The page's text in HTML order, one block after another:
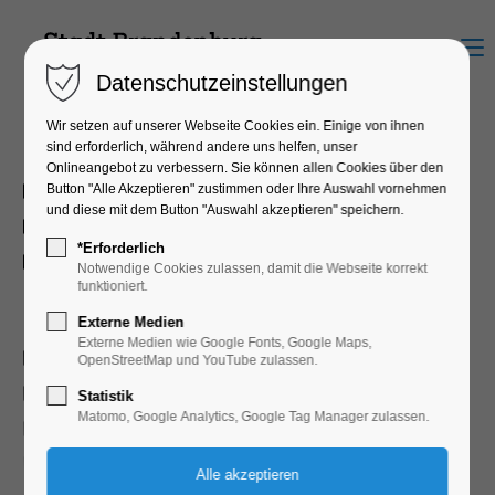
Menu
Typ
Bootsbau und -zubehör
Vermietung 12
Lage
am Wald
am Wasser
mehr lesen
Datenschutzeinstellungen
Wir setzen auf unserer Webseite Cookies ein. Einige von ihnen
sind erforderlich, während andere uns helfen, unser
Onlineangebot zu verbessern. Sie können allen Cookies über den
Button "Alle Akzeptieren" zustimmen oder Ihre Auswahl vornehmen
und diese mit dem Button "Auswahl akzeptieren" speichern.
*Erforderlich
Notwendige Cookies zulassen, damit die Webseite korrekt
funktioniert.
Externe Medien
Externe Medien wie Google Fonts, Google Maps,
OpenStreetMap und YouTube zulassen.
Statistik
Matomo, Google Analytics, Google Tag Manager zulassen.